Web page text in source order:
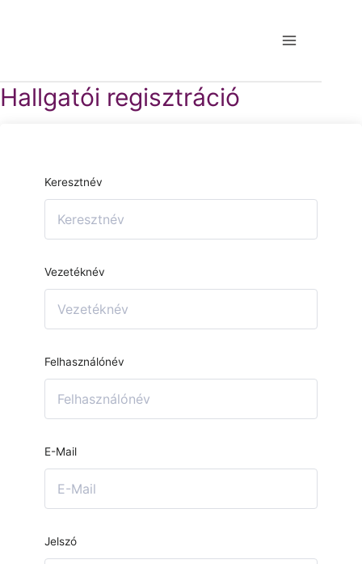
Hallgatói regisztráció
Keresztnév
Vezetéknév
Felhasználónév
E-Mail
Jelszó